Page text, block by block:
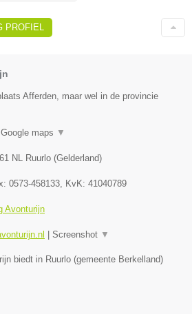
Afferden, maar wel in de provincie
Google maps ▼
NL Ruurlo (Gelderland)
0573-458133 , KvK: 41040789
Avonturijn
Screenshot ▼
biedt in Ruurlo (gemeente Berkelland)